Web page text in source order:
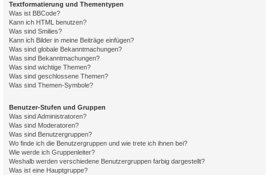
Textformatierung und Thementypen
Was ist BBCode?
Kann ich HTML benutzen?
Was sind Smilies?
Kann ich Bilder in meine Beiträge einfügen?
Was sind globale Bekanntmachungen?
Was sind Bekanntmachungen?
Was sind wichtige Themen?
Was sind geschlossene Themen?
Was sind Themen-Symbole?
Benutzer-Stufen und Gruppen
Was sind Administratoren?
Was sind Moderatoren?
Was sind Benutzergruppen?
Wo finde ich die Benutzergruppen und wie trete ich ihnen bei?
Wie werde ich Gruppenleiter?
Weshalb werden verschiedene Benutzergruppen farbig dargestellt?
Was ist eine Hauptgruppe?